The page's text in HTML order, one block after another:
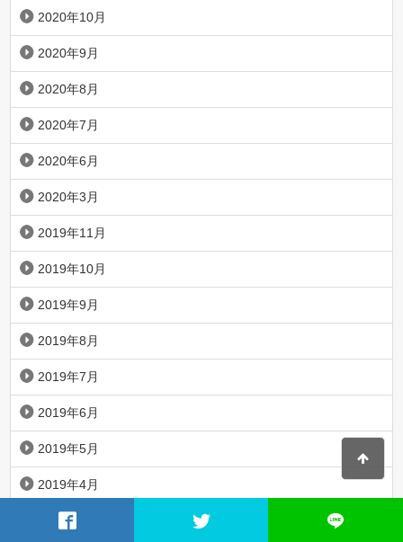
2020年10月
2020年9月
2020年8月
2020年7月
2020年6月
2020年3月
2019年11月
2019年10月
2019年9月
2019年8月
2019年7月
2019年6月
2019年5月
2019年4月
2019年3月